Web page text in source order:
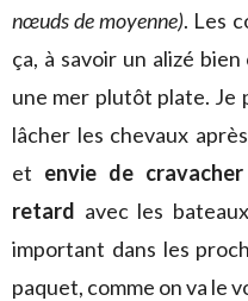
nœuds de moyenne). Les
ça, à savoir un alizé
une mer plutôt plate. Je
lâcher les chevaux
et envie de
retard avec les
important dans les
paquet, comme on va le